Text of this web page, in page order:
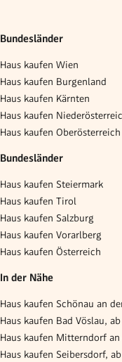
Bundesländer
Haus kaufen Wien
Haus kaufen Burgenland
Haus kaufen Kärnten
Haus kaufen
Haus kaufen Oberösterreich
Bundesländer
Haus kaufen Steiermark
Haus kaufen Tirol
Haus kaufen Salzburg
Haus kaufen Vorarlberg
Haus kaufen Österreich
In der Nähe
Haus kaufen Schönau an
Haus kaufen Bad Vöslau,
Haus kaufen Mitterndorf
Haus kaufen Seibersdorf,